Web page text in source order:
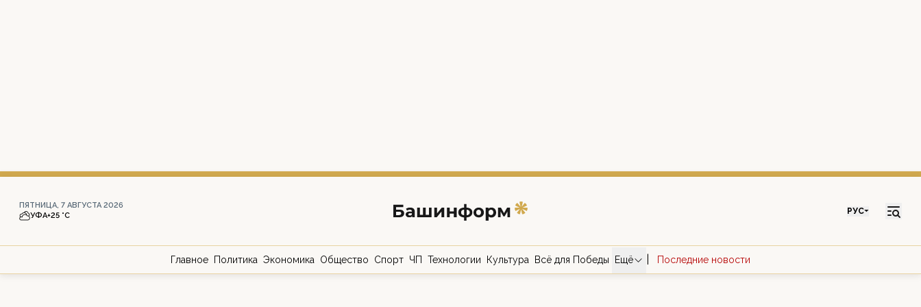
ПЯТНИЦА, 7 АВГУСТА 2026
УФА+25 °С РУС
Главное Политика Экономика Общество Спорт ЧП Технологии Культура Всё для Победы Ещё Последние новости